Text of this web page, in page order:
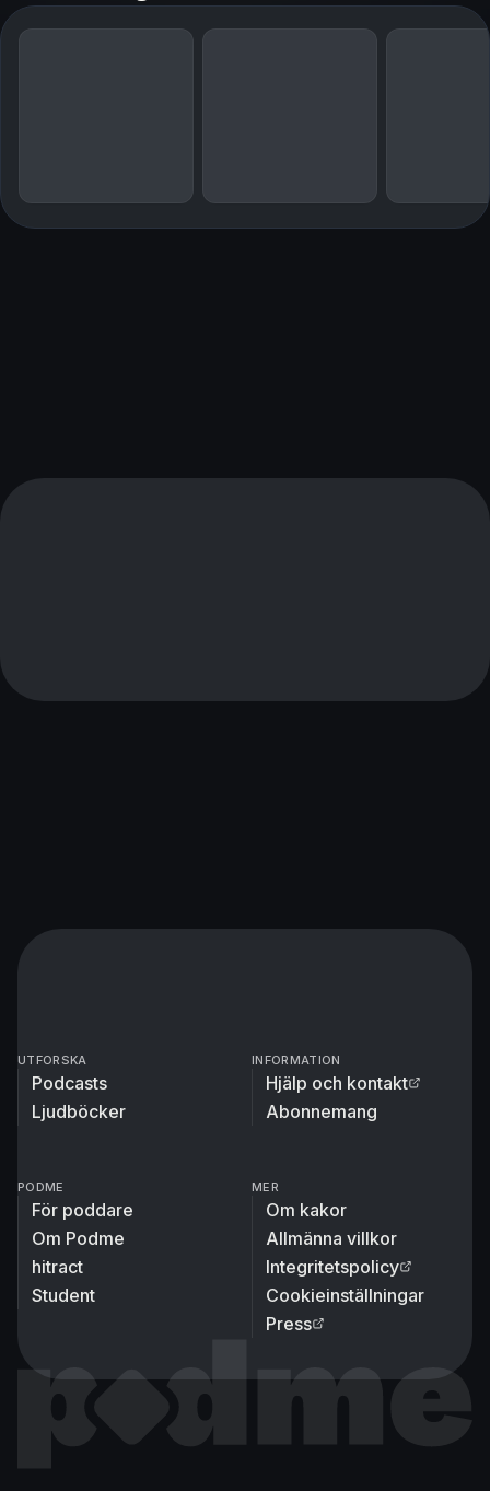
UTFORSKA
Podcasts
Ljudböcker
INFORMATION
Hjälp och kontakt
Abonnemang
PODME
För poddare
Om Podme
hitract
Student
MER
Om kakor
Allmänna villkor
Integritetspolicy
Cookieinställningar
Press